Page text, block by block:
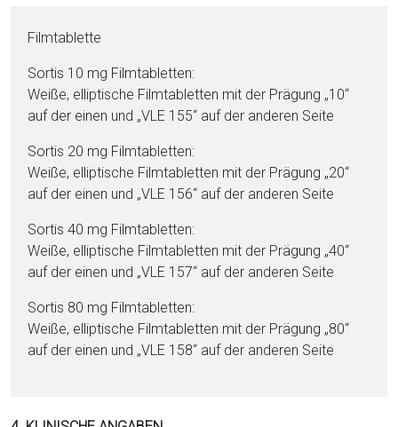
Film­ta­blet­te
Sortis 10 mg Film­ta­blet­ten:
Weiße, elliptische Film­ta­blet­ten mit der Prägung „10“
auf der einen und „VLE 155“ auf der anderen Seite
Sortis 20 mg Film­ta­blet­ten:
Weiße, elliptische Film­ta­blet­ten mit der Prägung „20“
auf der einen und „VLE 156“ auf der anderen Seite
Sortis 40 mg Film­ta­blet­ten:
Weiße, elliptische Film­ta­blet­ten mit der Prägung „40“
auf der einen und „VLE 157“ auf der anderen Seite
Sortis 80 mg Film­ta­blet­ten:
Weiße, elliptische Film­ta­blet­ten mit der Prägung „80“
auf der einen und „VLE 158“ auf der anderen Seite